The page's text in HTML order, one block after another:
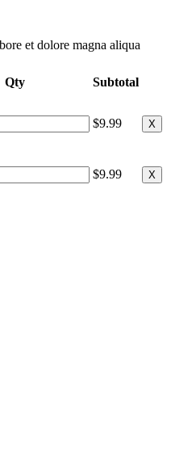
et dolore magna aliqua
Qty Subtotal
$9.99 X
$9.99 X